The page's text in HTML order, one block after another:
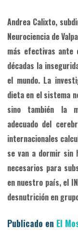
Andrea Calixto,
Neurociencia de
más efectivas ante
décadas la
el mundo. La
dieta en el sistema
sino también la
adecuado del
internacionales
se van a dormir sin
necesarios para
en nuestro país, el
desnutrición en
Publicado en El